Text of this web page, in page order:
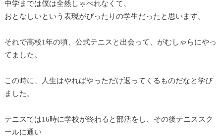
中学までは僕は全然しゃべれなくて、
おとなしいという表現がぴったりの学生だったと思います。
それで高校1年の頃、公式テニスと出会って、がむしゃらにやっ
てました。
この時に、人生はやればやっただけ返ってくるものだなと学び
ました。
テニスでは16時に学校が終わると部活をし、その後テニススク
ールに通い